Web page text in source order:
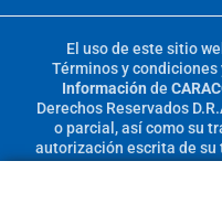
El uso de este sitio
Términos y condiciones
Información de
Derechos Reservados
o parcial, así como su
autorización escrita de